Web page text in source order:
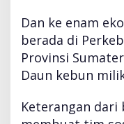
a
l
Dan ke enam
berada di
Provinsi
Daun kebun
Keterangan dari